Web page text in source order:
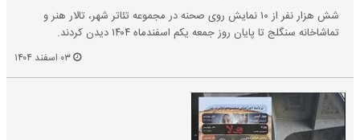
شش هزار نفر از ۱۰ نمایش‌ روی صحنه در مجموعه تئاتر شهر، تالار هنر و
تماشاخانه سنگلج تا پایان روز جمعه یکم اسفند‌ماه ۱۴۰۴ دیدن کردند.